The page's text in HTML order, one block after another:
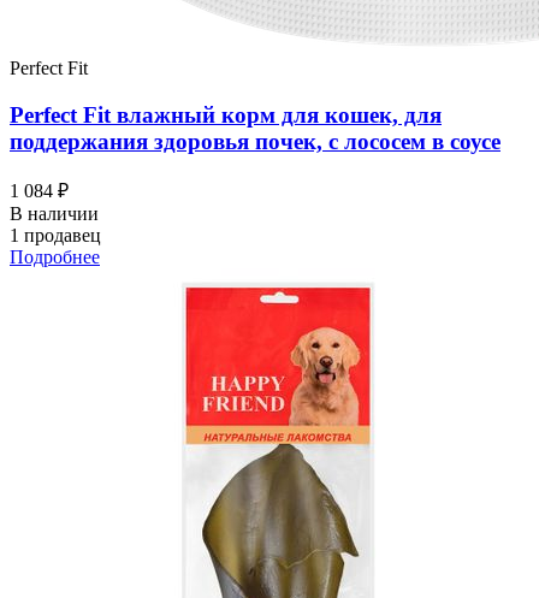
Perfect Fit
Perfect Fit влажный корм для кошек, для
поддержания здоровья почек, с лососем в соусе
1 084 ₽
В наличии
1 продавец
Подробнее